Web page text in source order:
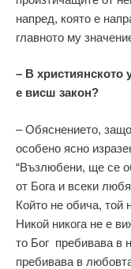
напред, която е
главното му
– В християнското
е висш закон?
– Обяснението,
особено ясно
“Възлюбени, ще се
от Бога и всеки
Който не обича, той
Никой никога не е
то Бог пребивава в
пребивава в